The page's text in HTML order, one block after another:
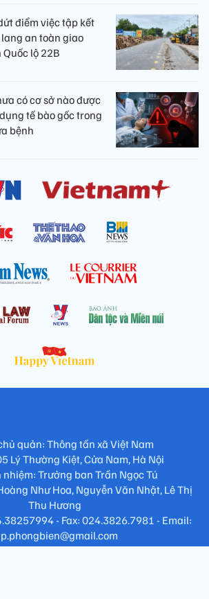
điểm việc tập kết
an toàn giao
lộ 22B
có cơ sở nào được
tế bào gốc trong
bệnh
quản: Thông tấn xã Việt Nam
Lý Thường Kiệt, Cửa Nam, Hà Nội
Trưởng ban Trần Ngọc Tú
Như Hoa, Nguyễn Văn Nhật, Lê Thị
Thu Hương
- Fax: 024.3826.7981 - Email: